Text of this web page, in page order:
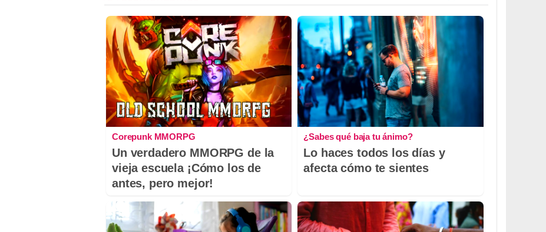
Corepunk MMORPG
Un verdadero MMORPG de la
vieja escuela ¡Cómo los de
antes, pero mejor!
¿Sabes qué baja tu ánimo?
Lo haces todos los días y
afecta cómo te sientes